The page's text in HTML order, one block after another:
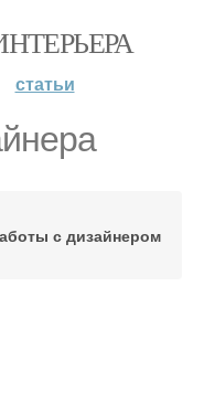
статьи
с дизайнером